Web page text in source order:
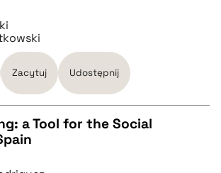
Zacytuj Udostępnij
a Tool for the Social